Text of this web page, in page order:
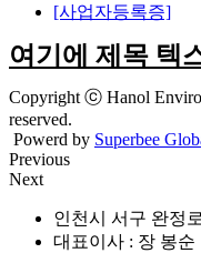
[사업자등록증]
여기에 제목 텍
Copyright ⓒ Hanol
reserved.
Powerd by Superbee
Previous
Next
인천시 서구 완정
대표이사 : 장 봉순